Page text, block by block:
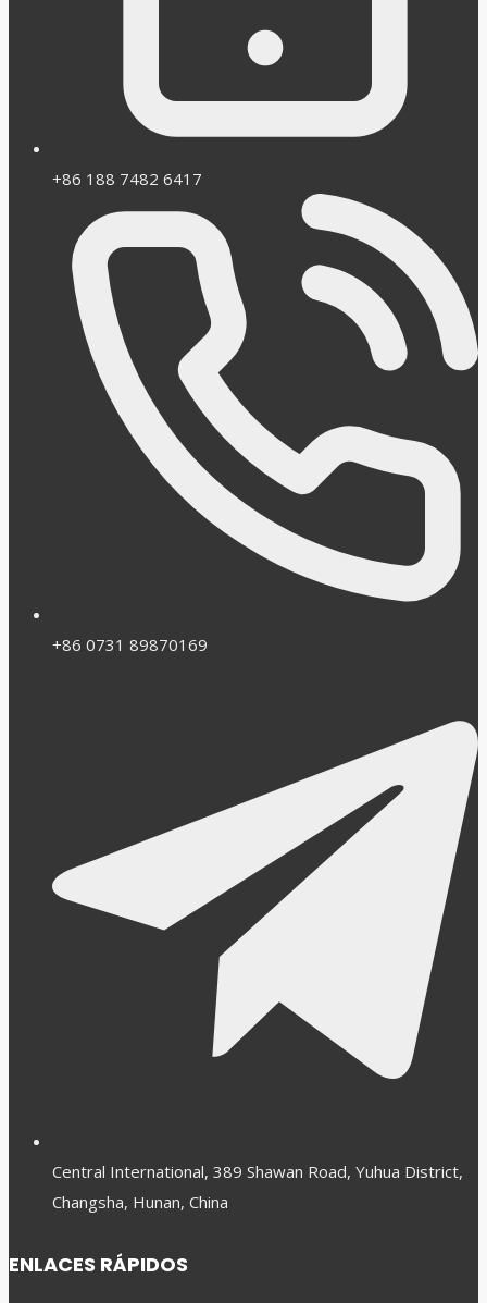
+86 188 7482 6417
+86 0731 89870169
Central International, 389 Shawan Road, Yuhua District,
Changsha, Hunan, China
ENLACES RÁPIDOS